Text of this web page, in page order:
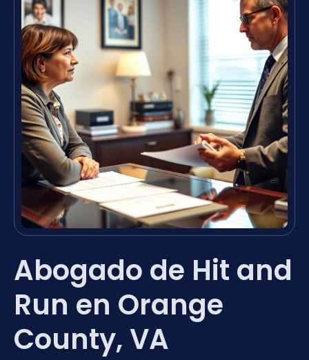
Abogado de Hit and
Run en Orange
County, VA